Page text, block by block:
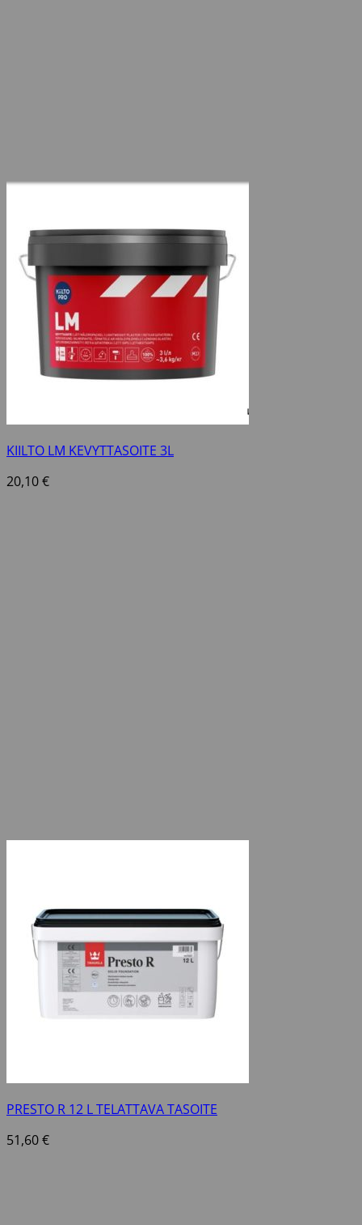
KIILTO LM KEVYTTASOITE 3L
20,10€
PRESTO R 12 L TELATTAVA TASOITE
51,60€